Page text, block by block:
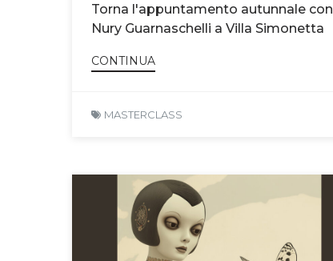
Torna l'appuntamento autunnale con
Nury Guarnaschelli a Villa Simonetta
CONTINUA
MASTERCLASS